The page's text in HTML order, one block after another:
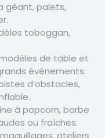
géant, palets,
toboggan,
de table et
événements.
d’obstacles,
à popcorn, barbe
ou fraîches.
ateliers